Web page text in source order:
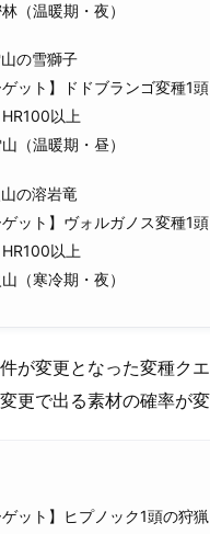
（温暖期・夜）
の雪獅子
ゲット】ドドブランゴ変種1頭
HR100以上
（温暖期・昼）
の溶岩竜
ゲット】ヴォルガノス変種1頭
HR100以上
（寒冷期・夜）
が変更となった変種クエ
更で出る素材の確率が
ゲット】ヒプノック1頭の狩猟